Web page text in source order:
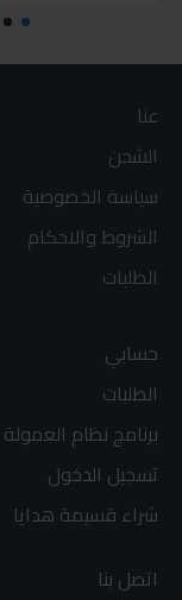
عنا
الشحن
سياسة الخصوصية
الشروط والاحكام
الطلبات
حسابي
الطلبات
برنامج نظام العمولة
تسجيل الدخول
شراء قسيمة هدايا
اتصل بنا